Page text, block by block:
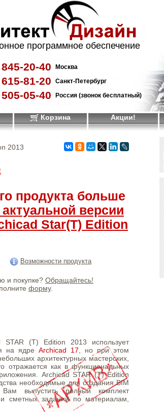
программное обеспечение
845-20-40 Москва
615-81-20 Санкт-Петербург
505-05-40 Россия (звонок бесплатный)
Корзина Акции!
2013
продукта больше
версии
Star(T) Edition
Возможности продукта
и покупке? Обращайтесь!
форму.
(T) Edition 2013 использует
на ядре Archicad 17 , но при этом
архитектурных мастерских,
отражается как в функциональных
Archicad STAR (T) Edition
необходимые для создания BIM
выпустить полный комплект
и сметных заданий по материалам,